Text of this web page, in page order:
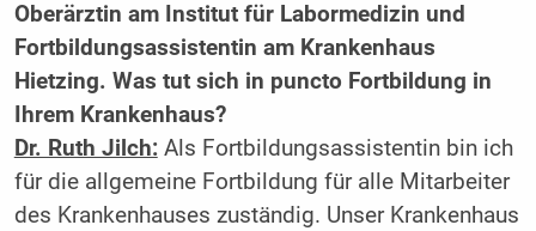
Oberärztin am Institut für Labor­medizin und
Fortbildungsassistentin am ­Krankenhaus
Hietzing. Was tut sich in puncto Fortbildung in
Ihrem ­Krankenhaus?
Dr. Ruth Jilch:Als ­Fortbildungsassistentin bin ich
für die allgemeine Fortbildung für alle Mitarbeiter
des Krankenhauses zuständig. Unser Krankenhaus